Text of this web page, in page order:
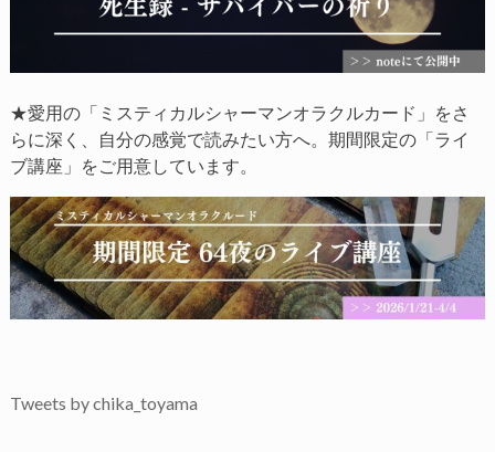
★愛用の「ミスティカルシャーマンオラクルカード」をさ
らに深く、自分の感覚で読みたい方へ。期間限定の「ライ
ブ講座」をご用意しています。
Tweets by chika_toyama